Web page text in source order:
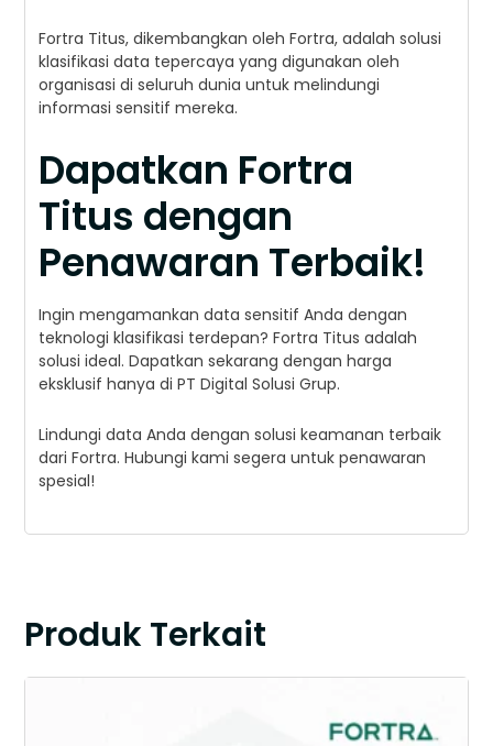
Fortra Titus, dikembangkan oleh Fortra, adalah solusi
klasifikasi data tepercaya yang digunakan oleh
organisasi di seluruh dunia untuk melindungi
informasi sensitif mereka.
Dapatkan Fortra
Titus dengan
Penawaran Terbaik!
Ingin mengamankan data sensitif Anda dengan
teknologi klasifikasi terdepan? Fortra Titus adalah
solusi ideal. Dapatkan sekarang dengan harga
eksklusif hanya di PT Digital Solusi Grup.
Lindungi data Anda dengan solusi keamanan terbaik
dari Fortra. Hubungi kami segera untuk penawaran
spesial!
Produk Terkait